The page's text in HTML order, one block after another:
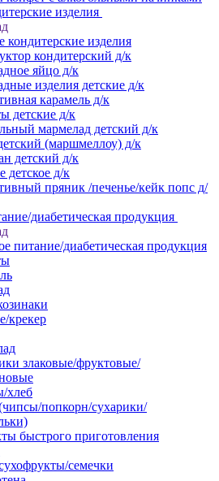
изделия
кондитерские изделия
кондитерский д/к
яйцо д/к
изделия детские д/к
карамель д/к
детские д/к
мармелад детский д/к
(маршмеллоу) д/к
детский д/к
детское д/к
пряник /печенье/кейк попс д/
диабетическая продукция
питание/диабетическая продукция
крекер
злаковые/фруктовые/
хлеб
попкорн/сухарики/
быстрого приготовления
семечки